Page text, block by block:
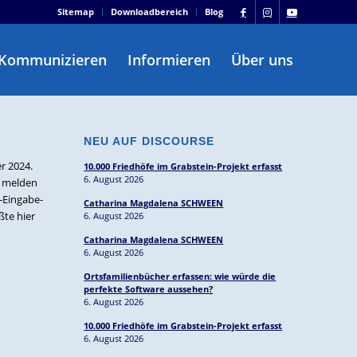
Sitemap Downloadbereich Blog
Informieren Über uns
2024.
hier
NEU AUF DISCOURSE
10.000 Friedhöfe im Grabstein-Projekt erfasst
6. August 2026
Catharina Magdalena SCHWEEN
6. August 2026
Catharina Magdalena SCHWEEN
6. August 2026
Ortsfamilienbücher erfassen: wie würde die
perfekte Software aussehen?
6. August 2026
10.000 Friedhöfe im Grabstein-Projekt erfasst
6. August 2026